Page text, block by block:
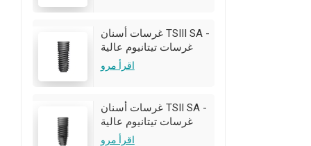
غرسات أسنان TSIII SA -
غرسات تيتانيوم عالية
الجودة | تخصيص
اقرأ مرو
غرسات أسنان TSII SA -
غرسات تيتانيوم عالية
الجودة | تخصيص
اقرأ مرو